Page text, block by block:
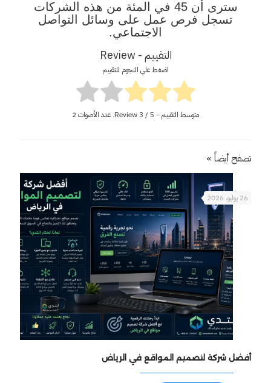
سترى أن 45 في المئة من هذه الشركات
تسجل فرص عمل على وسائل التواصل
الاجتماعي.
التقييم - Review
اضغط علي النجوم للتقييم
متوسط التقييم - Review 3 / 5. عدد الأصوات 2
تصفح أيضاً »
26 يوليو، 2026
أفضل شركة لتصميم المواقع في الرياض